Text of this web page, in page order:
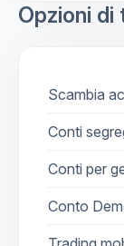
Opzioni di
Scambia
Conti
Conti per
Conto